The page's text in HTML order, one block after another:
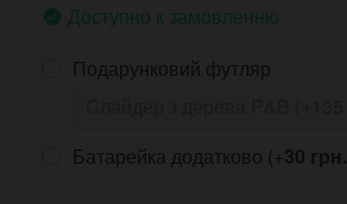
Доступно к замовленню
Подарунковий футляр
Батарейка додатково (+30 грн.